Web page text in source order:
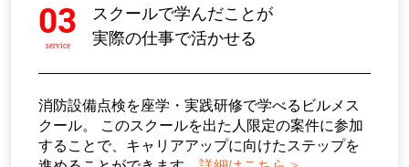
03
service
スクールで学んだことが
実際の仕事で活かせる
消防設備点検を座学・実践研修で学べるビルメス
クール。 このスクールを出た人限定の案件に参加
することで、キャリアアップに向けたステップを